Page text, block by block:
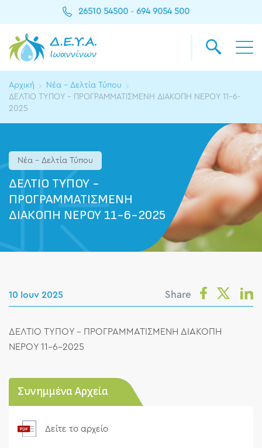
26510 54500 - 694 9054 500
Αρχική
Νέα - Δελτία Τύπου
ΔΕΛΤΙΟ ΤΥΠΟΥ - ΠΡΟΓΡΑΜΜΑΤΙΣΜΕΝΗ ΔΙΑΚΟΠΗ ΝΕΡΟΥ 11-6-
2025
Νέα - Δελτία Τύπου
ΔΕΛΤΙΟ ΤΥΠΟΥ -
ΠΡΟΓΡΑΜΜΑΤΙΣΜΕΝΗ
ΔΙΑΚΟΠΗ ΝΕΡΟΥ 11-6-2025
10 Ιουν 2025 Share
ΔΕΛΤΙΟ ΤΥΠΟΥ - ΠΡΟΓΡΑΜΜΑΤΙΣΜΕΝΗ ΔΙΑΚΟΠΗ
ΝΕΡΟΥ 11-6-2025
Συνημμένα Αρχεία
Δείτε το αρχείο